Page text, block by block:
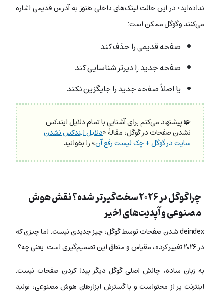
نداده‌اید؛ در این حالت لینک‌های داخلی هنوز به آدرس قدیمی اشاره
می‌کنند و گوگل ممکن است:
صفحه قدیمی را حذف کند
صفحه جدید را دیرتر شناسایی کند
یا اصلاً صفحه جدید را جایگزین نکند
🧩 پیشنهاد می‌کنم برای آشنایی با تمام دلایل ایندکس
نشدن صفحات در گوگل، مقالۀ «دلایل ایندکس نشدن
سایت در گوگل + چک لیست رفع آن» را بخوانید.
چرا گوگل در ۲۰۲۶ سخت‌گیرتر شده؟ نقش هوش
مصنوعی و آپدیت‌های اخیر
deindex شدن صفحات توسط گوگل، چیز جدیدی نیست. اما چیزی که
در ۲۰۲۶ تغییر کرده، مقیاس و منطق این تصمیم‌گیری است. یعنی چه؟
به زبان ساده، چالش اصلی گوگل دیگر پیدا کردن صفحات نیست.
اینترنت پر از محتواست و با گسترش ابزارهای هوش مصنوعی، تولید